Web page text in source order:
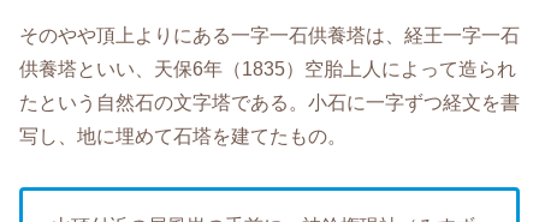
そのやや頂上よりにある一字一石供養塔は、経王一字一石
供養塔といい、天保6年（1835）空胎上人によって造られ
たという自然石の文字塔である。小石に一字ずつ経文を書
写し、地に埋めて石塔を建てたもの。